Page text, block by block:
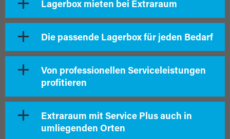
Lagerbox mieten bei Extraraum
Die passende Lagerbox für jeden Bedarf
Von professionellen Serviceleistungen
profitieren
Extraraum mit Service Plus auch in
umliegenden Orten